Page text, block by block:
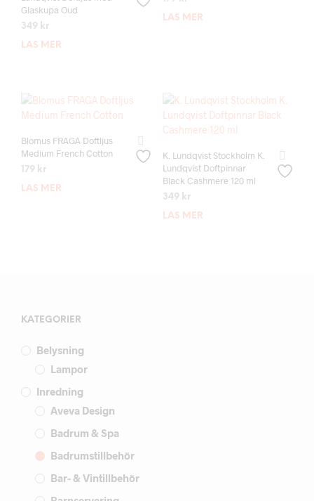
Glaskupa Oud
349 kr
LÄS MER
LÄS MER
Blomus FRAGA Doftljus
Medium French Cotton
179 kr
LÄS MER
K. Lundqvist Stockholm K.
Lundqvist Doftpinnar
Black Cashmere 120 ml
349 kr
LÄS MER
KATEGORIER
Belysning
Lampor
Inredning
Aveva Design
Badrum & Spa
Badrumstillbehör
Bar- & Vintillbehör